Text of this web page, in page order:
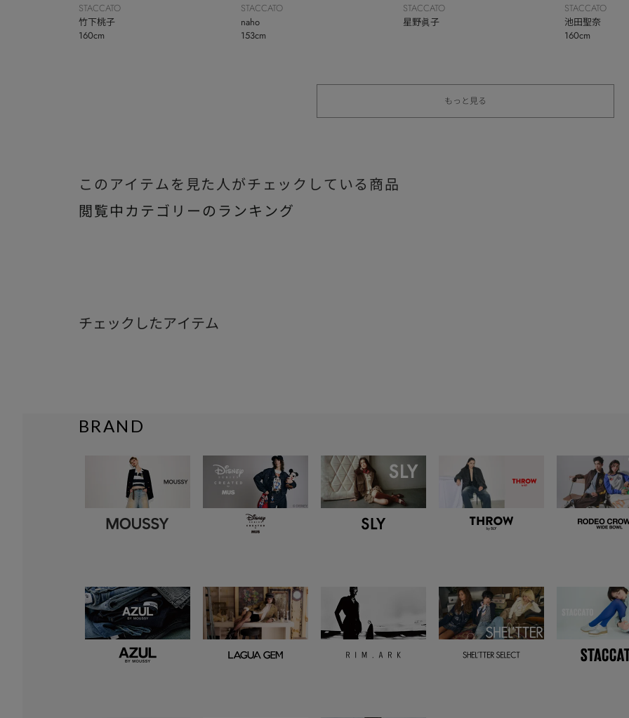
STACCATO
竹下桃子
160cm
STACCATO
naho
153cm
STACCATO
星野眞子
STACCATO
池田聖奈
160cm
もっと見る
このアイテムを見た人がチェックしている商品
閲覧中カテゴリーのランキング
チェックしたアイテム
BRAND